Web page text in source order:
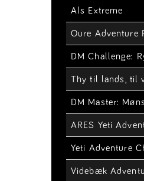
Als Extreme
Oure Adventure
DM Challenge:
Thy til lands, til
DM Master:
ARES Yeti
Yeti Adventure
Videbæk